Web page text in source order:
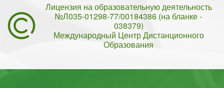
Лицензия на образовательную деятельность
№Л035-01298-77/00184386 (на бланке -
038379)
Международный Центр Дистанционного
Образования